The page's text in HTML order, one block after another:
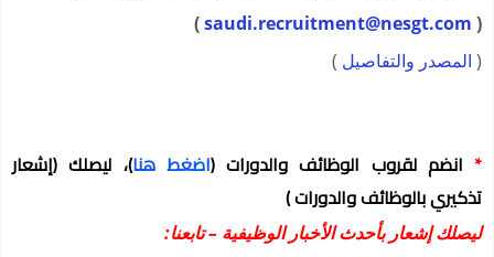
(
saudi.recruitment@nesgt.com
)
( المصدر والتفاصيل )
* انضم لقروب الوظائف والدورات(اضغط هنا)، ليصلك (إشعار
تذكيري بالوظائف والدورات )
ليصلك إشعار بأحدث الأخبار الوظيفية – تابعنا: